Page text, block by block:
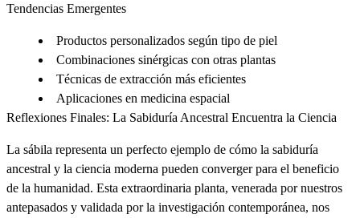
Tendencias Emergentes
Productos personalizados según tipo de piel
Combinaciones sinérgicas con otras plantas
Técnicas de extracción más eficientes
Aplicaciones en medicina espacial
Reflexiones Finales: La Sabiduría Ancestral Encuentra la Ciencia
La sábila representa un perfecto ejemplo de cómo la sabiduría
ancestral y la ciencia moderna pueden converger para el beneficio
de la humanidad. Esta extraordinaria planta, venerada por nuestros
antepasados y validada por la investigación contemporánea, nos